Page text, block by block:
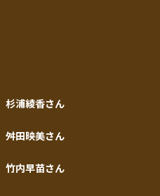
杉浦綾香さん
舛田映美さん
竹内早苗さん